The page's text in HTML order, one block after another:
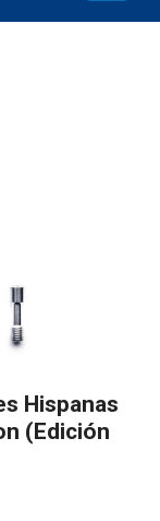
Hispanas
(Edición